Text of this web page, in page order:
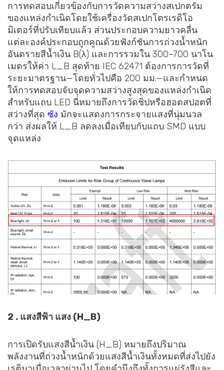
การทดสอบเกี่ยวข้องกับการวัดความสว่างสเปกตรัม
ของแหล่งกำเนิดโดยใช้เครื่องวัดสเปกโตรเรดิโอ
มิเตอร์ที่ปรับเทียบแล้ว ส่วนประกอบความยาวคลื่น
แต่ละองค์ประกอบถูกคูณด้วยฟังก์ชันการถ่วงน้ำหนัก
อันตรายสีน้ำเงิน B(λ) และการรวมใน 300–700 นาโน
เมตรให้ค่า L_B สุดท้าย IEC 62471 ต้องการการวัดที่
ระยะมาตรฐาน—โดยทั่วไปคือ 200 มม.—และกำหนด
ให้การทดสอบจับจุดความสว่างสูงสุดของแหล่งกำเนิด
สำหรับแถบ LED นี่หมายถึงการวัดชิปหรือฮอตสปอตที่
สว่างที่สุด ซัง มักจะแสดงการกระจายแสงที่นุ่มนวล
กว่า ส่งผลให้ L_B ลดลงเมื่อเทียบกับแถบ SMD แบบ
จุดแหล่ง
2 . แสงสีฟ้า แสง (H_B)
การเปิดรับแสงสีน้ำเงิน (H_B) หมายถึงปริมาณ
พลังงานที่ถ่วงน้ำหนักด้วยแสงสีน้ำเงินทั้งหมดที่ส่งไปยัง